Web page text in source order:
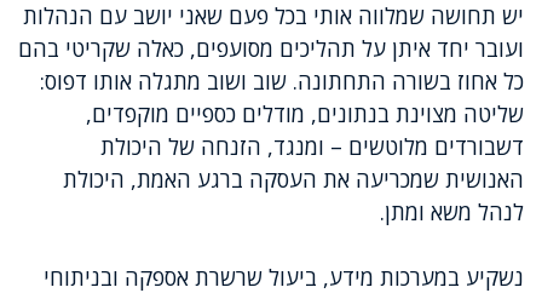
יש תחושה שמלווה אותי בכל פעם שאני יושב עם הנהלות
ועובר יחד איתן על תהליכים מסועפים, כאלה שקריטי בהם
כל אחוז בשורה התחתונה. שוב ושוב מתגלה אותו דפוס:
שליטה מצוינת בנתונים, מודלים כספיים מוקפדים,
דשבורדים מלוטשים – ומנגד, הזנחה של היכולת
האנושית שמכריעה את העסקה ברגע האמת, היכולת
לנהל משא ומתן.
נשקיע במערכות מידע, ביעול שרשרת אספקה ובניתוחי